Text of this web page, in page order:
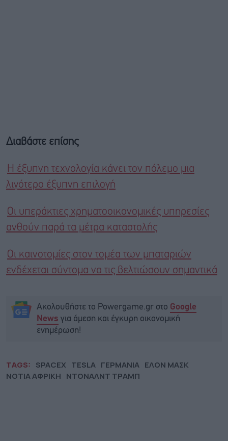
Διαβάστε επίσης
Η έξυπνη τεχνολογία κάνει τον πόλεμο μια
λιγότερο έξυπνη επιλογή
Οι υπεράκτιες χρηματοοικονομικές υπηρεσίες
ανθούν παρά τα μέτρα καταστολής
Οι καινοτομίες στον τομέα των μπαταριών
ενδέχεται σύντομα να τις βελτιώσουν σημαντικά
Ακολουθήστε το Powergame.gr στο Google
News για άμεση και έγκυρη οικονομική
ενημέρωση!
TAGS: SPACEX TESLA ΓΕΡΜΑΝΙΑ ΕΛΟΝ ΜΑΣΚ
ΝΟΤΙΑ ΑΦΡΙΚΗ ΝΤΟΝΑΛΝΤ ΤΡΑΜΠ